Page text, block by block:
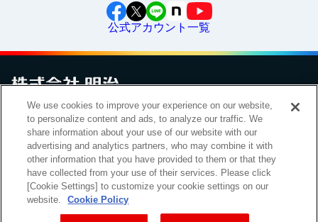
公式アカウント一覧
お問い合わせサイトマップ個人情報保護について電子公告
アクセシビリティへの対応方針ご利用規約明治グループのDX
Cookie Settings
明治ホールディングス株式会社 （ ｜ 簡体 ）
Meiji Seika ファルマ株式会社
We use cookies to improve your experience on our website,
to personalize content and ads, to analyze our traffic. We
share information about your use of our website with our
advertising and analytics partners, who may combine it with
other information that you have provided to them or that they
have collected from your use of their services. Please click
[Cookie Settings] to customize your cookie settings on our
website.
Cookie Policy